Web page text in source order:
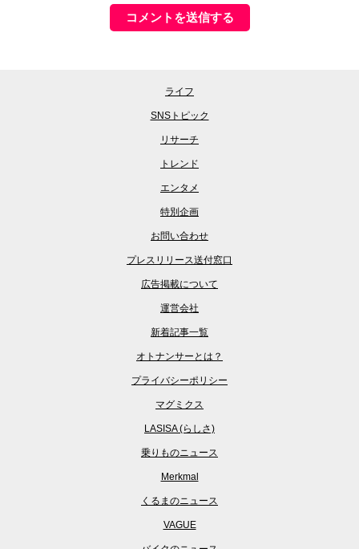
ライフ
SNSトピック
リサーチ
トレンド
エンタメ
特別企画
お問い合わせ
プレスリリース送付窓口
広告掲載について
運営会社
新着記事一覧
オトナンサーとは？
プライバシーポリシー
マグミクス
LASISA (らしさ)
乗りものニュース
Merkmal
くるまのニュース
VAGUE